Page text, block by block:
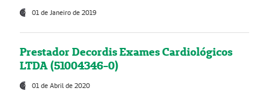
01 de Janeiro de 2019
Prestador Decordis Exames Cardiológicos
LTDA (51004346-0)
01 de Abril de 2020